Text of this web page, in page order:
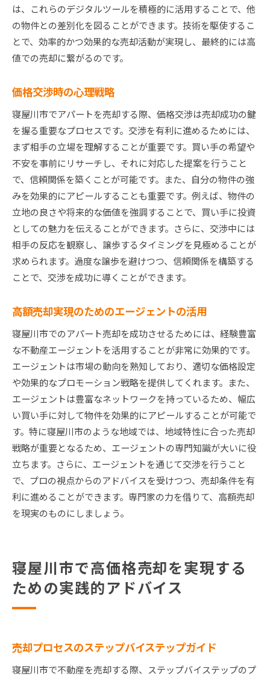
は、これらのデジタルツールを積極的に活用することで、他
の物件との差別化を図ることができます。技術を駆使するこ
とで、効率的かつ効果的な売却活動が実現し、最終的には高
値での売却に繋がるのです。
価格交渉時の心理戦略
寝屋川市でアパートを売却する際、価格交渉は売却成功の鍵
を握る重要なプロセスです。交渉を有利に進めるためには、
まず相手の立場を理解することが重要です。買い手の希望や
不安を事前にリサーチし、それに対応した提案を行うこと
で、信頼関係を築くことが可能です。また、自分の物件の強
みを効果的にアピールすることも重要です。例えば、物件の
立地の良さや将来的な価値を強調することで、買い手に投資
としての魅力を伝えることができます。さらに、交渉中には
相手の反応を観察し、譲歩するタイミングを見極めることが
求められます。過度な譲歩を避けつつ、信頼関係を構築する
ことで、交渉を成功に導くことができます。
高額売却実現のためのエージェントの活用
寝屋川市でのアパート売却を成功させるためには、経験豊富
な不動産エージェントを活用することが非常に効果的です。
エージェントは市場の動向を熟知しており、適切な価格設定
や効果的なプロモーション戦略を提供してくれます。また、
エージェントは豊富なネットワークを持っているため、幅広
い買い手に対して物件を効果的にアピールすることが可能で
す。特に寝屋川市のような地域では、地域特性に合った売却
戦略が重要となるため、エージェントの専門知識が大いに役
立ちます。さらに、エージェントを通じて交渉を行うこと
で、プロの視点からのアドバイスを受けつつ、売却条件を有
利に進めることができます。専門家の力を借りて、高額売却
を現実のものにしましょう。
寝屋川市で高価格売却を実現する
ための実践的アドバイス
売却プロセスのステップバイステップガイド
寝屋川市で不動産を売却する際、ステップバイステップのプ